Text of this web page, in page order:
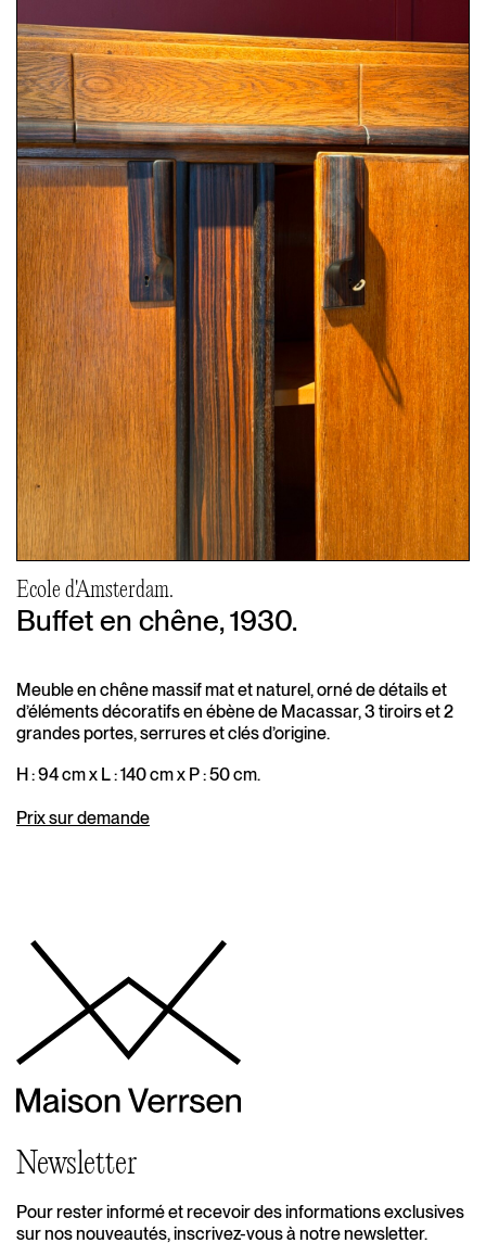
Ecole d'Amsterdam.
Buffet en chêne, 1930.
Meuble en chêne massif mat et naturel, orné de détails et
d’éléments décoratifs en ébène de Macassar, 3 tiroirs et 2
grandes portes, serrures et clés d’origine.
H : 94 cm x L : 140 cm x P : 50 cm.
Prix sur demande
Newsletter
Pour rester informé et recevoir des informations exclusives
sur nos nouveautés, inscrivez-vous à notre newsletter.